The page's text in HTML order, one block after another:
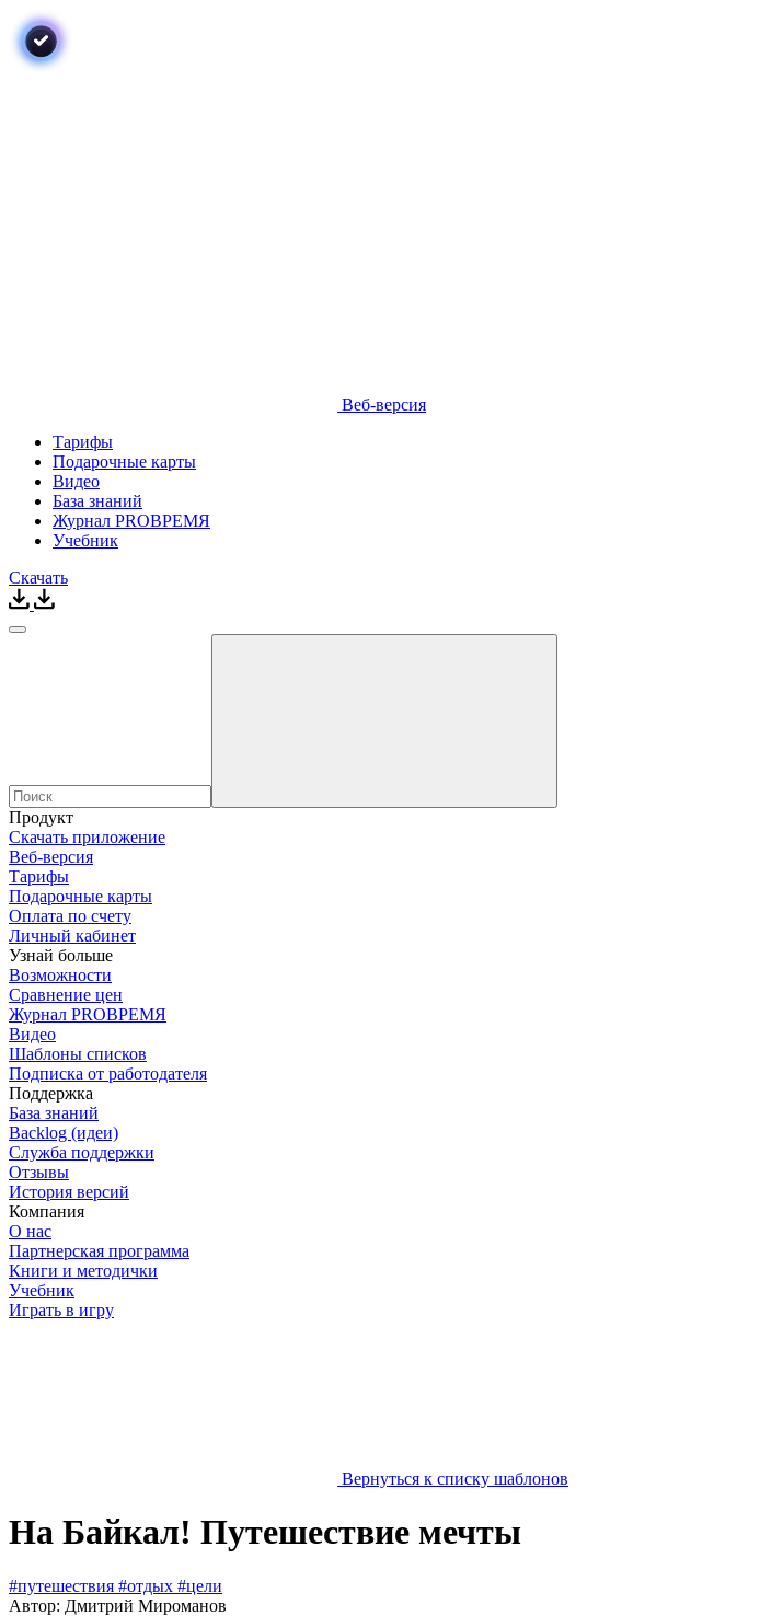
Веб-версия
Тарифы
Подарочные карты
Видео
База знаний
Журнал PROВРЕМЯ
Учебник
Скачать
Продукт
Скачать приложение
Веб-версия
Тарифы
Подарочные карты
Оплата по счету
Личный кабинет
Узнай больше
Возможности
Сравнение цен
Журнал PROВРЕМЯ
Видео
Шаблоны списков
Подписка от работодателя
Поддержка
База знаний
Backlog (идеи)
Служба поддержки
Отзывы
История версий
Компания
О нас
Партнерская программа
Книги и методички
Учебник
Играть в игру
Вернуться к списку шаблонов
На Байкал! Путешествие мечты
#путешествия #отдых #цели
Автор: Дмитрий Мироманов